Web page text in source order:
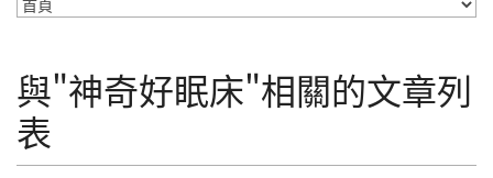
與"神奇好眠床"相關的文章列
表